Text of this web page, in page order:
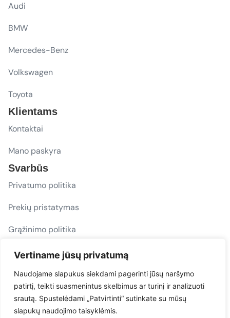
Vertiname jūsų privatumą
Naudojame slapukus siekdami pagerinti jūsų naršymo
patirtį, teikti suasmenintus skelbimus ar turinį ir analizuoti
srautą. Spustelėdami „Patvirtinti“ sutinkate su mūsų
slapukų naudojimo taisyklėmis.
Audi
BMW
Mercedes-Benz
Volkswagen
Toyota
Klientams
Kontaktai
Mano paskyra
Svarbūs
Privatumo politika
Prekių pristatymas
Grąžinimo politika
D. U. K.
Sekite mus
evacarmats
© Copyright 2026 | Eva Car Mats